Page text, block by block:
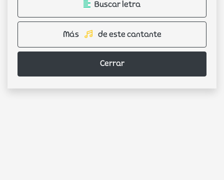
Buscar letra
Más de este cantante
Cerrar